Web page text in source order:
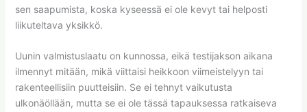
sen saapumista, koska kyseessä ei ole kevyt tai helposti
liikuteltava yksikkö.
Uunin valmistuslaatu on kunnossa, eikä testijakson aikana
ilmennyt mitään, mikä viittaisi heikkoon viimeistelyyn tai
rakenteellisiin puutteisiin. Se ei tehnyt vaikutusta
ulkonäöllään, mutta se ei ole tässä tapauksessa ratkaiseva